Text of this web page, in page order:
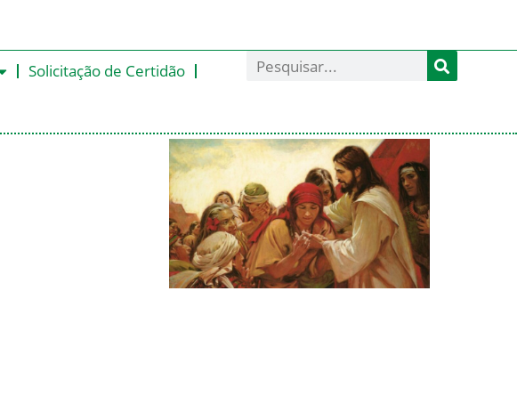
Solicitação de Certidão